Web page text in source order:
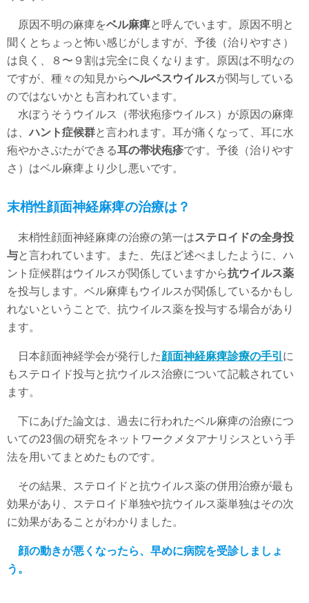
原因不明の麻痺をベル麻痺と呼んでいます。原因不明と
聞くとちょっと怖い感じがしますが、予後（治りやすさ）
は良く、８〜９割は完全に良くなります。原因は不明なの
ですが、種々の知見からヘルペスウイルスが関与している
のではないかとも言われています。
水ぼうそうウイルス（帯状疱疹ウイルス）が原因の麻痺
は、ハント症候群と言われます。耳が痛くなって、耳に水
疱やかさぶたができる耳の帯状疱疹です。予後（治りやす
さ）はベル麻痺より少し悪いです。
末梢性顔面神経麻痺の治療は？
末梢性顔面神経麻痺の治療の第一はステロイドの全身投
与と言われています。また、先ほど述べましたように、ハ
ント症候群はウイルスが関係していますから抗ウイルス薬
を投与します。ベル麻痺もウイルスが関係しているかもし
れないということで、抗ウイルス薬を投与する場合があり
ます。
日本顔面神経学会が発行した顔面神経麻痺診療の手引 に
もステロイド投与と抗ウイルス治療について記載されてい
ます。
下にあげた論文は、過去に行われたベル麻痺の治療につ
いての23個の研究をネットワークメタアナリシスという手
法を用いてまとめたものです。
その結果、ステロイドと抗ウイルス薬の併用治療が最も
効果があり、ステロイド単独や抗ウイルス薬単独はその次
に効果があることがわかりました。
顔の動きが悪くなったら、早めに病院を受診しましょ
う。